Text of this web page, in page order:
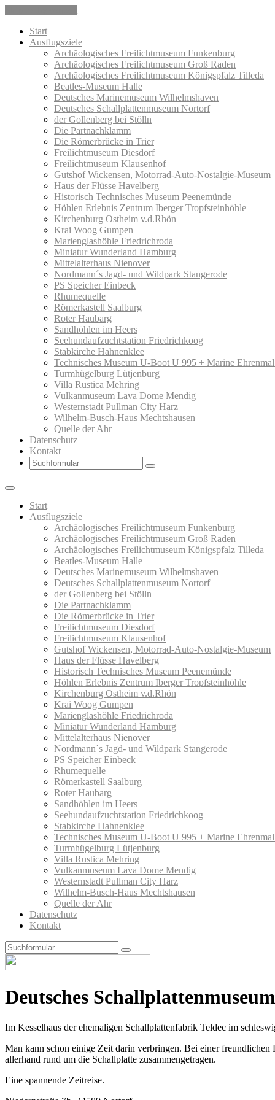
Start
Ausflugsziele
Archäologisches Freilichtmuseum Funkenburg
Archäologisches Freilichtmuseum Groß Raden
Archäologisches Freilichtmuseum Königspfalz Tilleda
Beatles-Museum Halle
Deutsches Marinemuseum Wilhelmshaven
Deutsches Schallplattenmuseum Nortorf
der Gollenberg bei Stölln
Die Partnachklamm
Die Römerbrücke in Trier
Freilichtmuseum Diesdorf
Freilichtmuseum Klausenhof
Gutshof Wickensen, Motorrad-Auto-Nostalgie-Museum
Haus der Flüsse Havelberg
Historisch Technisches Museum Peenemünde
Höhlen Erlebnis Zentrum Iberger Tropfsteinhöhle
Kirchenburg Ostheim v.d.Rhön
Krai Woog Gumpen
Marienglashöhle Friedrichroda
Miniatur Wunderland Hamburg
Mittelalterhaus Nienover
Nordmann´s Jagd- und Wildpark Stangerode
PS Speicher Einbeck
Rhumequelle
Römerkastell Saalburg
Roter Haubarg
Sandhöhlen im Heers
Seehundaufzuchtstation Friedrichkoog
Stabkirche Hahnenklee
Technisches Museum U-Boot U 995 + Marine
Turmhügelburg Lütjenburg
Villa Rustica Mehring
Vulkanmuseum Lava Dome Mendig
Westernstadt Pullman City Harz
Wilhelm-Busch-Haus Mechtshausen
Quelle der Ahr
Datenschutz
Kontakt
Search
Start
Ausflugsziele
Archäologisches Freilichtmuseum Funkenburg
Archäologisches Freilichtmuseum Groß Raden
Archäologisches Freilichtmuseum Königspfalz Tilleda
Beatles-Museum Halle
Deutsches Marinemuseum Wilhelmshaven
Deutsches Schallplattenmuseum Nortorf
der Gollenberg bei Stölln
Die Partnachklamm
Die Römerbrücke in Trier
Freilichtmuseum Diesdorf
Freilichtmuseum Klausenhof
Gutshof Wickensen, Motorrad-Auto-Nostalgie-Museum
Haus der Flüsse Havelberg
Historisch Technisches Museum Peenemünde
Höhlen Erlebnis Zentrum Iberger Tropfsteinhöhle
Kirchenburg Ostheim v.d.Rhön
Krai Woog Gumpen
Marienglashöhle Friedrichroda
Miniatur Wunderland Hamburg
Mittelalterhaus Nienover
Nordmann´s Jagd- und Wildpark Stangerode
PS Speicher Einbeck
Rhumequelle
Römerkastell Saalburg
Roter Haubarg
Sandhöhlen im Heers
Seehundaufzuchtstation Friedrichkoog
Stabkirche Hahnenklee
Technisches Museum U-Boot U 995 + Marine
Turmhügelburg Lütjenburg
Villa Rustica Mehring
Vulkanmuseum Lava Dome Mendig
Westernstadt Pullman City Harz
Wilhelm-Busch-Haus Mechtshausen
Quelle der Ahr
Datenschutz
Kontakt
Search
Deutsches
Im Kesselhaus der ehemaligen Schallplattenfabrik Teldec im
Man kann schon einige Zeit darin verbringen. Bei einer freundlichen
allerhand rund um die Schallplatte zusammengetragen.
Eine spannende Zeitreise.